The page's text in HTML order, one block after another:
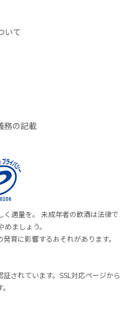
いて
務の記載
適量を。 未成年者の飲酒は法律で
ましょう。
育に影響するおそれがあります。
されています。SSL対応ページから